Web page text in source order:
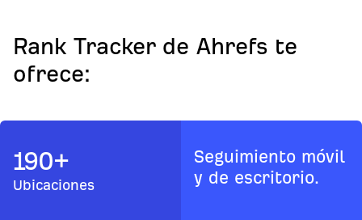
Rank Tracker de Ahrefs te
ofrece:
190+
Ubicaciones
Seguimiento móvil
y de escritorio.